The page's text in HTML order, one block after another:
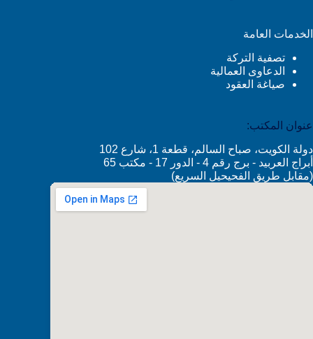
الخدمات العامة
تصفية التركة
الدعاوى العمالية
صياغة العقود
عنوان المكتب:
دولة الكويت، صباح السالم، قطعة 1، شارع 102
أبراج العربيد - برج رقم 4 - الدور 17 - مكتب 65
(مقابل طريق الفحيحيل السريع)